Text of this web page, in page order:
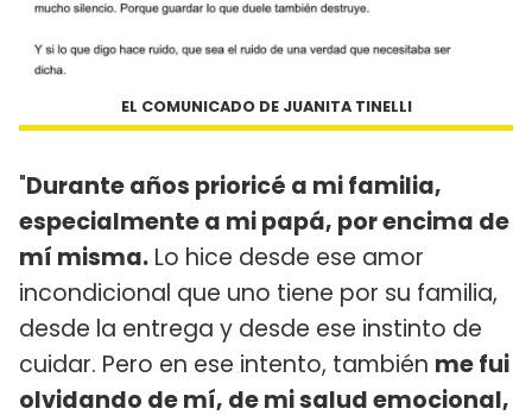
EL COMUNICADO DE JUANITA TINELLI
"Durante años prioricé a mi familia,
especialmente a mi papá, por encima de
mí misma. Lo hice desde ese amor
incondicional que uno tiene por su familia,
desde la entrega y desde ese instinto de
cuidar. Pero en ese intento, también me fui
olvidando de mí, de mi salud emocional,